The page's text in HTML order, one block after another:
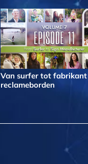
Van surfer tot fabrikant
reclameborden